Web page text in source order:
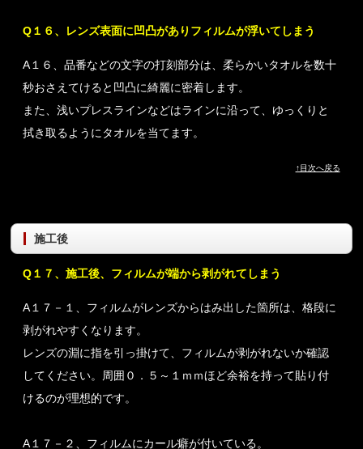
Q１６、レンズ表面に凹凸がありフィルムが浮いてしまう
A１６、品番などの文字の打刻部分は、柔らかいタオルを数十
秒おさえてけると凹凸に綺麗に密着します。
また、浅いプレスラインなどはラインに沿って、ゆっくりと
拭き取るようにタオルを当てます。
↑目次へ戻る
施工後
Q１７、施工後、フィルムが端から剥がれてしまう
A１７－１、フィルムがレンズからはみ出した箇所は、格段に
剥がれやすくなります。
レンズの淵に指を引っ掛けて、フィルムが剥がれないか確認
してください。周囲０．５～１ｍｍほど余裕を持って貼り付
けるのが理想的です。
A１７－２、フィルムにカール癖が付いている。